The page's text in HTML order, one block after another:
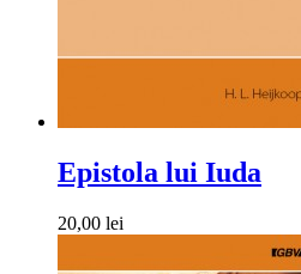
Epistola lui Iuda
20,00 lei